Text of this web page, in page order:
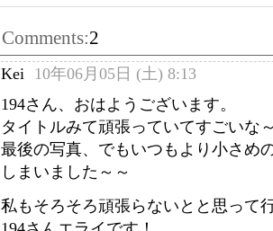
Comments:2
Kei
10年06月05日 (土) 8:13
194さん、おはようございます。
タイトルみて頑張っていてすごいな
最後の写真、でもいつもより小さめ
しまいました～～
私もそろそろ頑張らないとと思って